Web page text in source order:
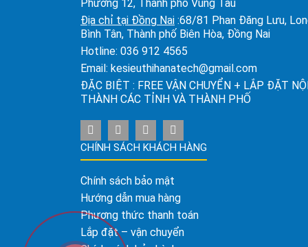
Phường 12, Thành phố Vũng Tàu
Địa chỉ tại Đồng Nai :68/81 Phan Đăng Lưu,
Bình Tân, Thành phố Biên Hòa, Đồng Nai
Hotline: 036 912 4565
Email: kesieuthihanatech@gmail.com
ĐẶC BIỆT : FREE VẬN CHUYỂN + LẮP ĐẶT
THÀNH CÁC TỈNH VÀ THÀNH PHỐ
CHÍNH SÁCH KHÁCH HÀNG
Chính sách bảo mật
Hướng dẫn mua hàng
Phương thức thanh toán
Lắp đặt – vận chuyển